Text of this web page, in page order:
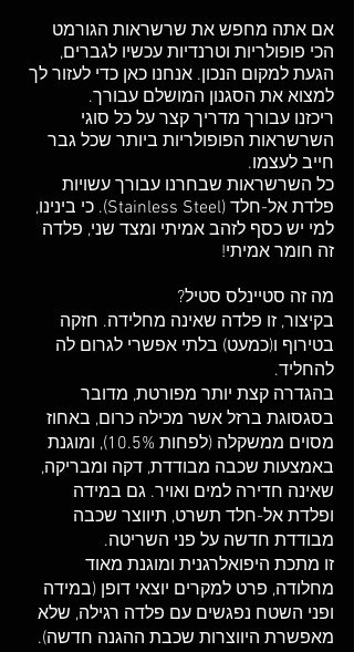
אם אתה מחפש את שרשראות הגורמט
הכי פופולריות וטרנדיות עכשיו לגברים,
הגעת למקום הנכון. אנחנו כאן כדי לעזור לך
למצוא את הסגנון המושלם עבורך.
ריכזנו עבורך מדריך קצר על כל סוגי
השרשראות הפופולריות ביותר שכל גבר
חייב לעצמו.
כל השרשראות שבחרנו עבורך עשויות
פלדת אל-חלד (Stainless Steel). כי בינינו,
למי יש כסף לזהב אמיתי ומצד שני, פלדה
זה חומר אמיתי!
מה זה סטיינלס סטיל?
בקיצור, זו פלדה שאינה מחלידה. חזקה
בטירוף ו(כמעט) בלתי אפשרי לגרום לה
להחליד.
בהגדרה קצת יותר מפורטת, מדובר
בסגסוגת ברזל אשר מכילה כרום, באחוז
מסוים ממשקלה (לפחות 10.5%), ומוגנת
באמצעות שכבה מבודדת, דקה ומבריקה,
שאינה חדירה למים ואויר. גם במידה
ופלדת אל-חלד תשרט, תיווצר שכבה
מבודדת חדשה על פני השריטה.
זו מתכת היפואלרגנית ומוגנת מאוד
מחלודה, פרט למקרים יוצאי דופן (במידה
ופני השטח נפגשים עם פלדה רגילה, שלא
מאפשרת היווצרות שכבת ההגנה חדשה).